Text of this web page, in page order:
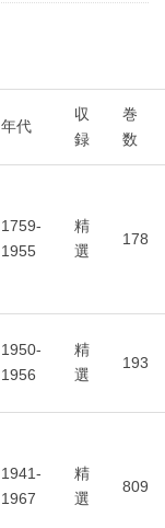
年代
収
録
巻
数
1759-
1955
精
選
178
1950-
1956
精
選
193
1941-
1967
精
選
809